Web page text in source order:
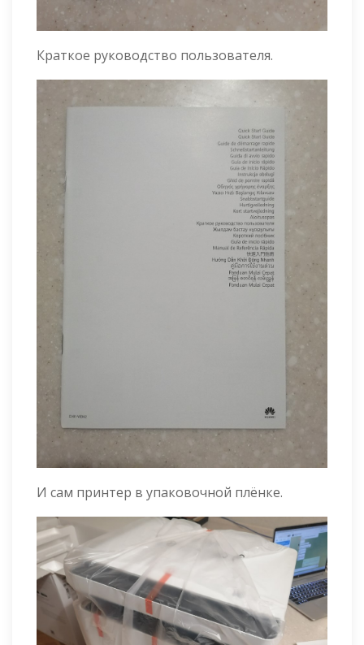
Краткое руководство пользователя.
И сам принтер в упаковочной плёнке.